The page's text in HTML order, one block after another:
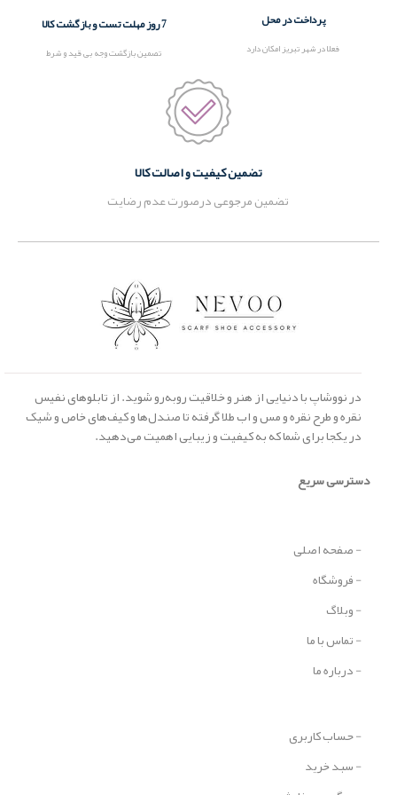
پرداخت در محل
فعلا در شهر تبریز امکان دارد
7 روز مهلت تست و بازگشت کالا
تصمین بازگشت وجه بی قید و شرط
تضمین کیفیت و اصالت کالا
تضمین مرجوعی درصورت عدم رضایت
در نووشاپ با دنیایی از هنر و خلاقیت روبه‌رو شوید. از تابلوهای نفیس
نقره و طرح نقره و مس و اب طلا گرفته تا صندل‌ها و کیف‌های خاص و شیک
در یکجا برای شما که به کیفیت و زیبایی اهمیت می‌دهید.
دسترسی سریع
- صفحه اصلی
- فروشگاه
- وبلاگ
- تماس با ما
- درباره ما
- حساب کاربری
- سبد خرید